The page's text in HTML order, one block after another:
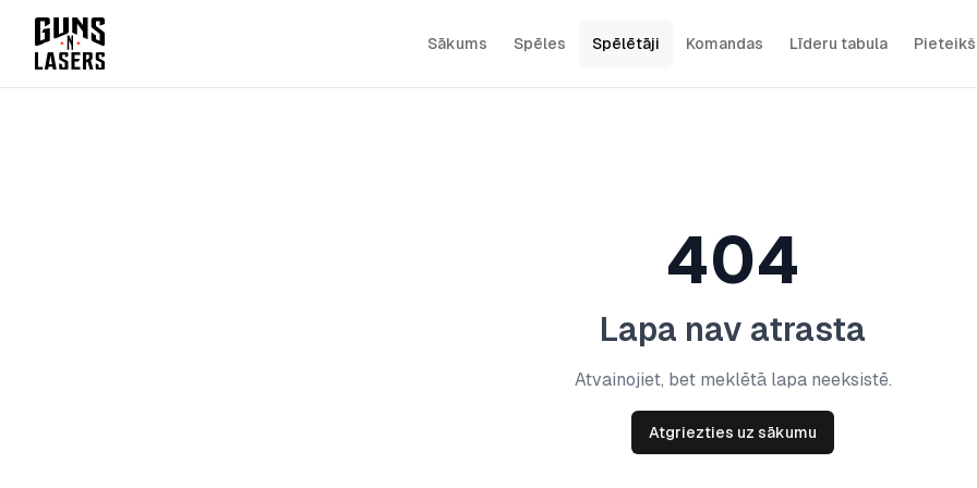
Sākums Spēles Spēlētāji Komandas Līderu tabula
404
Lapa nav atrasta
Atvainojiet, bet meklētā lapa neeksistē.
Atgriezties uz sākumu